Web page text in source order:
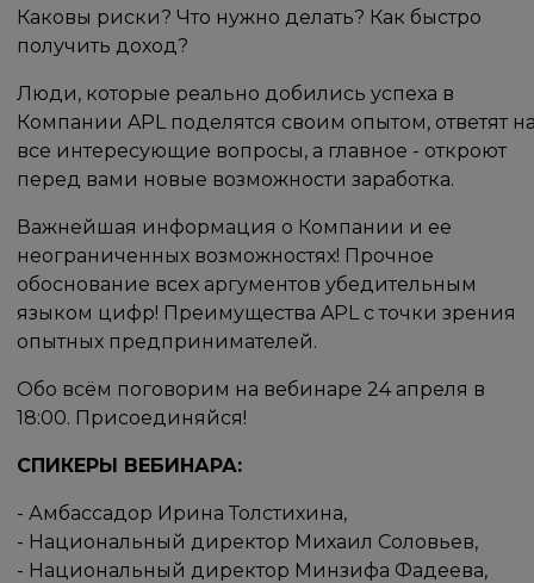
Каковы риски? Что нужно делать? Как быстро
получить доход?
Люди, которые реально добились успеха в
Компании APL поделятся своим опытом, ответят
все интересующие вопросы, а главное - откроют
перед вами новые возможности заработка.
Важнейшая информация о Компании и ее
неограниченных возможностях! Прочное
обоснование всех аргументов убедительным
языком цифр! Преимущества APL с точки зрения
опытных предпринимателей.
Обо всём поговорим на вебинаре 24 апреля в
18:00. Присоединяйся!
СПИКЕРЫ ВЕБИНАРА:
- Амбассадор Ирина Толстихина,
- Национальный директор Михаил Соловьев,
- Национальный директор Минзифа Фадеева,